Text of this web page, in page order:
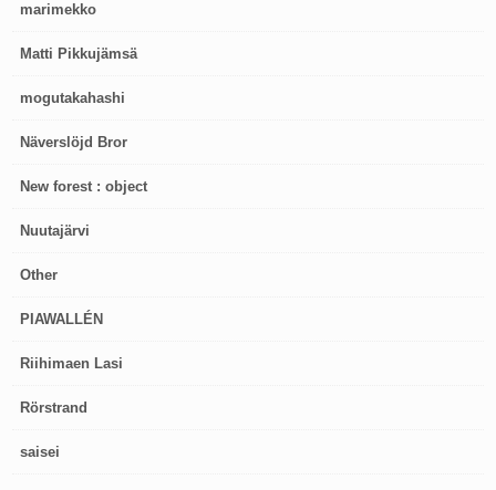
marimekko
Matti Pikkujämsä
mogutakahashi
Näverslöjd Bror
New forest : object
Nuutajärvi
Other
PIAWALLÉN
Riihimaen Lasi
Rörstrand
saisei